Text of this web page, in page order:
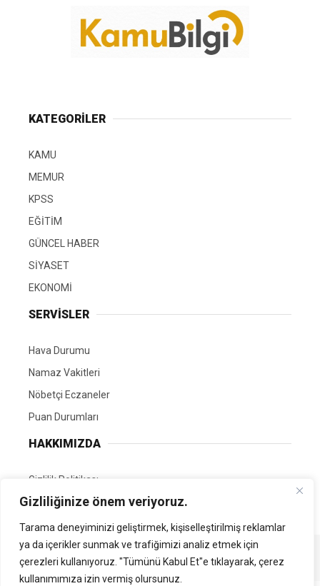
Gizliliğinize önem veriyoruz.
Tarama deneyiminizi geliştirmek, kişiselleştirilmiş reklamlar
ya da içerikler sunmak ve trafiğimizi analiz etmek için
çerezleri kullanıyoruz. "Tümünü Kabul Et"e tıklayarak, çerez
kullanımımıza izin vermiş olursunuz.
KATEGORİLER
KAMU
MEMUR
KPSS
EĞİTİM
GÜNCEL HABER
SİYASET
EKONOMİ
SERVİSLER
Hava Durumu
Namaz Vakitleri
Nöbetçi Eczaneler
Puan Durumları
HAKKIMIZDA
Gizlilik Politikası
GÖNÜLLÜ EDİTÖRÜMÜZ OL
Tüm Hakları Saklıdır. | Kamubilgi.com | 2026